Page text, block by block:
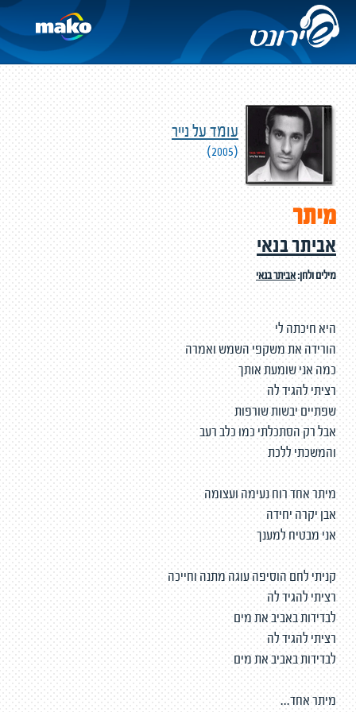
עומד על נייר
(2005)
מיתר
אביתר בנאי
מילים ולחן:אביתר בנאי
היא חיכתה לי
הורידה את משקפי השמש ואמרה
כמה אני שומעת אותך
רציתי להגיד לה
שפתיים יבשות שורפות
אבל רק הסתכלתי כמו כלב רעב
והמשכתי ללכת
מיתר אחד רוח נעימה ועצומה
אבן יקרה יחידה
אני מבטיח למענך
קניתי לחם הוסיפה עוגה מתנה וחייכה
רציתי להגיד לה
לבדידות באביב את מים
רציתי להגיד לה
לבדידות באביב את מים
מיתר אחד...